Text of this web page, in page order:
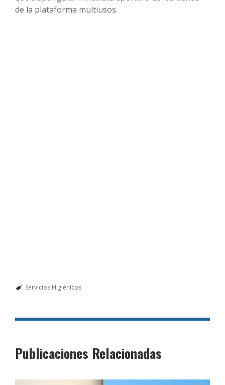
de la plataforma multiusos.
Servicios Higiénicos
Publicaciones Relacionadas